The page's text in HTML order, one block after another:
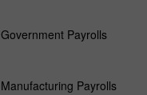
Government Payrolls
Manufacturing Payrolls